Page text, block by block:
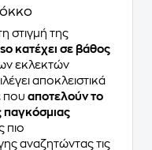
στιγμή της
κατέχει σε βάθος
εκλεκτών
αποκλειστικά
που αποτελούν το
παγκόσμιας
πιο
αναζητώντας τις